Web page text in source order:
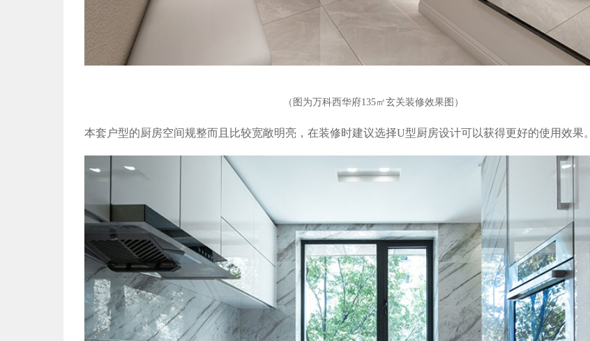
（图为万科西华府135㎡玄关装修效果图）
本套户型的厨房空间规整而且比较宽敞明亮，在装修时建议选择U型厨房设计可以获得更好的使用效果。